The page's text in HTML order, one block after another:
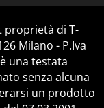
proprietà di T-
Milano - P.Iva
una testata
senza alcuna
un prodotto